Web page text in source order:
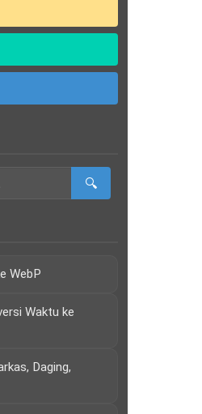
🔍
WebP
Waktu ke
Daging,